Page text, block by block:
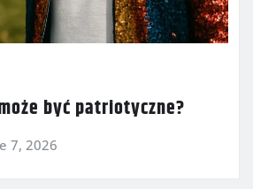
być patriotyczne?
7, 2026